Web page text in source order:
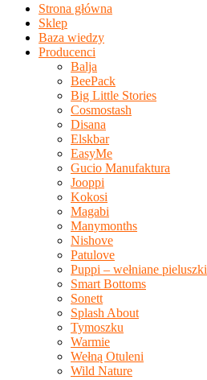
Strona główna
Sklep
Baza wiedzy
Producenci
Balja
BeePack
Big Little Stories
Cosmostash
Disana
Elskbar
EasyMe
Gucio Manufaktura
Jooppi
Kokosi
Magabi
Manymonths
Nishove
Patulove
Puppi – wełniane pieluszki
Smart Bottoms
Sonett
Splash About
Tymoszku
Warmie
Wełną Otuleni
Wild Nature